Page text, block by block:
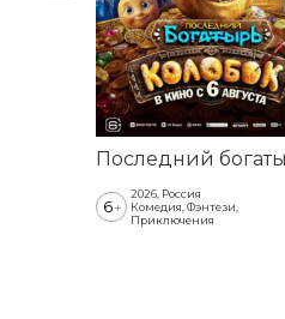
6+
2026, Россия
Комедия, Фэнтези,
Приключения